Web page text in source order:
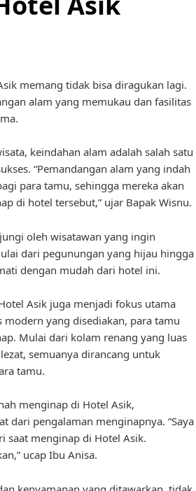
memang tidak bisa diragukan lagi.
alam yang memukau dan fasilitas
keindahan alam adalah salah satu
“Pemandangan alam yang indah
para tamu, sehingga mereka akan
di hotel tersebut,” ujar Bapak Wisnu.
oleh wisatawan yang ingin
dari pegunungan yang hijau hingga
dengan mudah dari hotel ini.
Asik juga menjadi fokus utama
yang disediakan, para tamu
Mulai dari kolam renang yang luas
semuanya dirancang untuk
tamu.
menginap di Hotel Asik,
dari pengalaman menginapnya. “Saya
saat menginap di Hotel Asik.
ucap Ibu Anisa.